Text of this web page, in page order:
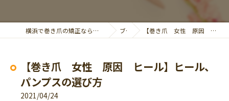
横浜で巻き爪の矯正なら巻き爪矯正専門院 横浜巻き爪センター ブログ 【巻き爪 女性 原因 ヒール】ヒール、パンプスの選び方
【巻き爪 女性 原因 ヒール】ヒール、
パンプスの選び方
2021/04/24